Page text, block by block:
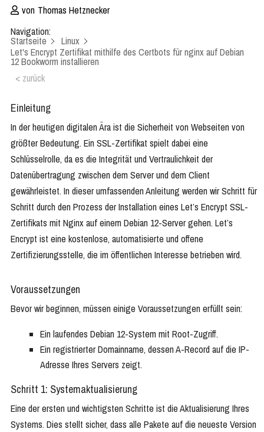
von Thomas Hetznecker
Navigation:
Startseite
Linux
Let's Encrypt Zertifikat mithilfe des Certbots für nginx auf Debian
12 Bookworm installieren
< zurück
Einleitung
In der heutigen digitalen Ära ist die Sicherheit von Webseiten von
größter Bedeutung. Ein SSL-Zertifikat spielt dabei eine
Schlüsselrolle, da es die Integrität und Vertraulichkeit der
Datenübertragung zwischen dem Server und dem Client
gewährleistet. In dieser umfassenden Anleitung werden wir Schritt für
Schritt durch den Prozess der Installation eines Let’s Encrypt SSL-
Zertifikats mit Nginx auf einem Debian 12-Server gehen. Let’s
Encrypt ist eine kostenlose, automatisierte und offene
Zertifizierungsstelle, die im öffentlichen Interesse betrieben wird.
Voraussetzungen
Bevor wir beginnen, müssen einige Voraussetzungen erfüllt sein:
Ein laufendes Debian 12-System mit Root-Zugriff.
Ein registrierter Domainname, dessen A-Record auf die IP-
Adresse Ihres Servers zeigt.
Schritt 1: Systemaktualisierung
Eine der ersten und wichtigsten Schritte ist die Aktualisierung Ihres
Systems. Dies stellt sicher, dass alle Pakete auf die neueste Version